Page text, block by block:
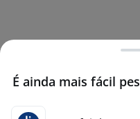
É ainda mais fácil